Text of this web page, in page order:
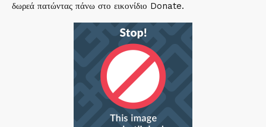
δωρεά πατώντας πάνω στο εικονίδιο Donate.